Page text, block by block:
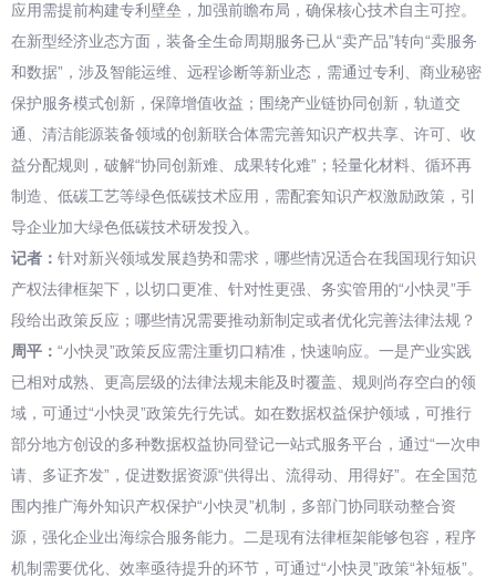
应用需提前构建专利壁垒，加强前瞻布局，确保核心技术自主可控。
在新型经济业态方面，装备全生命周期服务已从“卖产品”转向“卖服务
和数据”，涉及智能运维、远程诊断等新业态，需通过专利、商业秘密
保护服务模式创新，保障增值收益；围绕产业链协同创新，轨道交
通、清洁能源装备领域的创新联合体需完善知识产权共享、许可、收
益分配规则，破解“协同创新难、成果转化难”；轻量化材料、循环再
制造、低碳工艺等绿色低碳技术应用，需配套知识产权激励政策，引
导企业加大绿色低碳技术研发投入。
记者： 针对新兴领域发展趋势和需求，哪些情况适合在我国现行知识
产权法律框架下，以切口更准、针对性更强、务实管用的“小快灵”手
段给出政策反应；哪些情况需要推动新制定或者优化完善法律法规？
周平： “小快灵”政策反应需注重切口精准，快速响应。一是产业实践
已相对成熟、更高层级的法律法规未能及时覆盖、规则尚存空白的领
域，可通过“小快灵”政策先行先试。如在数据权益保护领域，可推行
部分地方创设的多种数据权益协同登记一站式服务平台，通过“一次申
请、多证齐发”，促进数据资源“供得出、流得动、用得好”。在全国范
围内推广海外知识产权保护“小快灵”机制，多部门协同联动整合资
源，强化企业出海综合服务能力。二是现有法律框架能够包容，程序
机制需要优化、效率亟待提升的环节，可通过“小快灵”政策“补短板”。